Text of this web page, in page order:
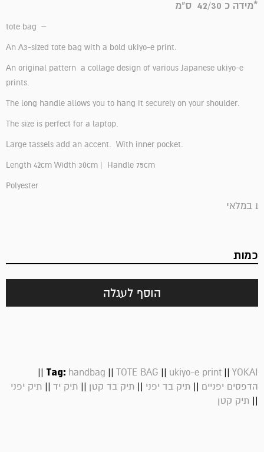
*מידה כ 42/30 ס"מ
tote bag –
An A3-sized tote bag with a bold ukiyo-e print.
An original pattern a collage design of various Japanese ukiyo-e
prints.
The long handle allows you to hang it securely on your shoulder.
The size is perfect for a laptop.
Large tassels add an accent. With inner pocket.
Length 42cm Width 30cm | Handle 75cm
Polyester
1 במלאי
כמות
הוסף לעגלה
Tag: handbag || TOTE BAG || ukiyo-e print || YOKAI
||
הדפסים יפניים || תיק בד יפני || תיק בד קטן || תיק יד || תיק יפני
|| תיק קטן